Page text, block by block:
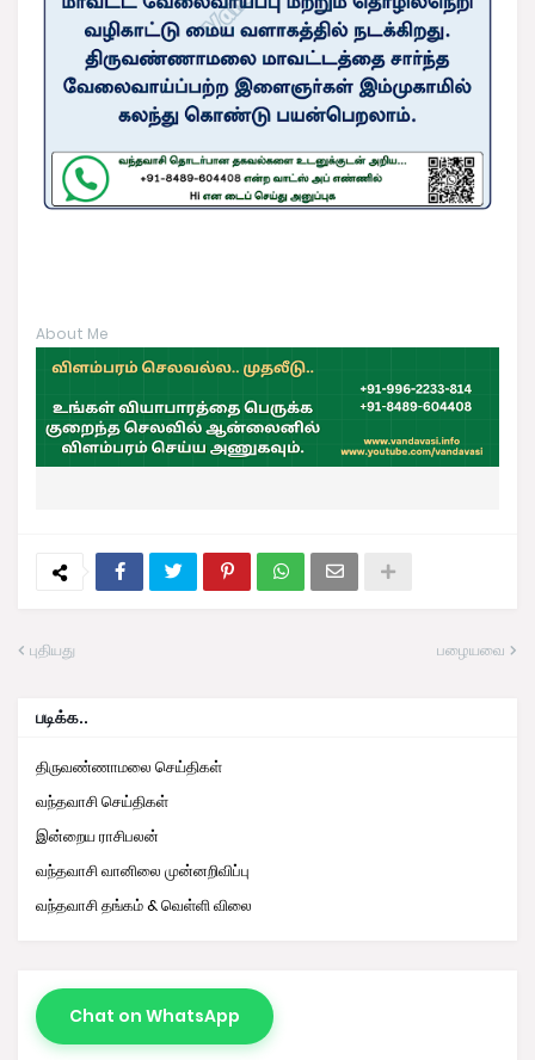
About Me
புதியது பழையவை
படிக்க..
திருவண்ணாமலை செய்திகள்
வந்தவாசி செய்திகள்
இன்றைய ராசிபலன்
வந்தவாசி வானிலை முன்னறிவிப்பு
வந்தவாசி தங்கம் & வெள்ளி விலை
Chat on WhatsApp